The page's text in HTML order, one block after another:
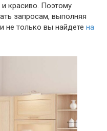
красиво. Поэтому
запросам, выполняя
не только вы найдете на